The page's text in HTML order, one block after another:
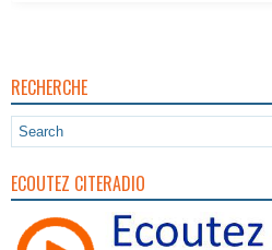
RECHERCHE
ECOUTEZ CITERADIO